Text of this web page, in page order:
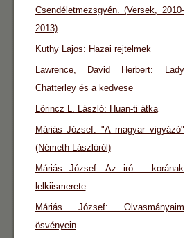
Csendéletmezsgyén. (Versek, 2010-
2013)
Kuthy Lajos: Hazai rejtelmek
Lawrence, David Herbert: Lady
Chatterley és a kedvese
Lőrincz L. László: Huan-ti átka
Máriás József: "A magyar vigyázó"
(Németh Lászlóról)
Máriás József: Az iró – korának
lelkiismerete
Máriás József: Olvasmányaim
ösvényein